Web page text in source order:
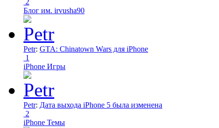
Блог им. irvusha90
Petr: GTA: Chinatown Wars для iPhone
1
iPhone Игры
Petr: Дата выхода iPhone 5 была изменена
2
iPhone Темы